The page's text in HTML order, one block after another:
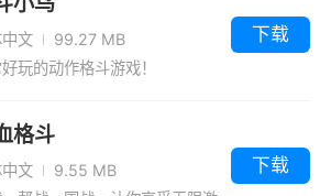
文
99.27 MB
玩的动作格斗游戏！
下载
格斗
文
9.55 MB
下载